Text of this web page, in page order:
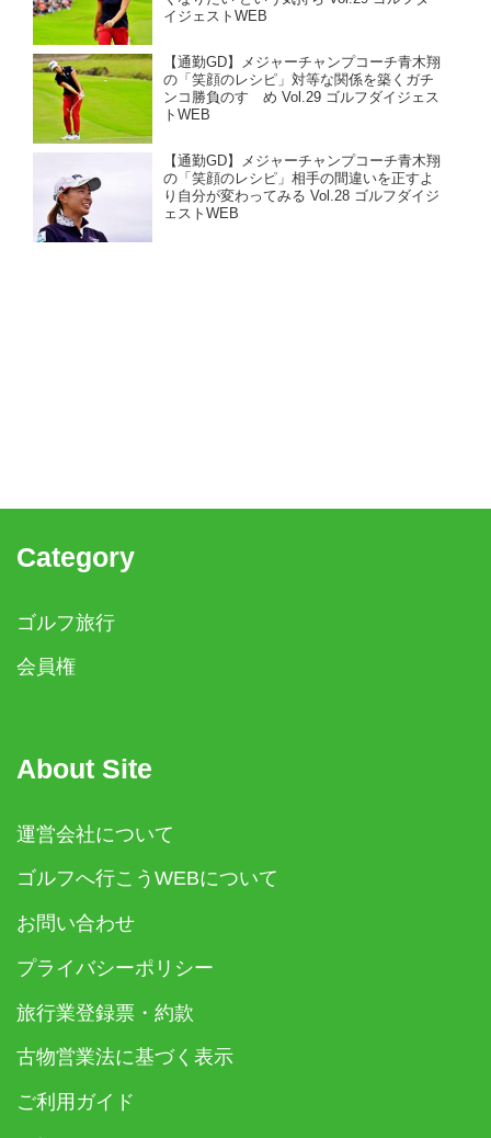
イジェストWEB
【通勤GD】メジャーチャンプコーチ青木翔
の「笑顔のレシピ」対等な関係を築くガチ
ンコ勝負のすゝめ Vol.29 ゴルフダイジェス
トWEB
【通勤GD】メジャーチャンプコーチ青木翔
の「笑顔のレシピ」相手の間違いを正すよ
り自分が変わってみる Vol.28 ゴルフダイジ
ェストWEB
Category
ゴルフ旅行
会員権
About Site
運営会社について
ゴルフへ行こうWEBについて
お問い合わせ
プライバシーポリシー
旅行業登録票・約款
古物営業法に基づく表示
ご利用ガイド